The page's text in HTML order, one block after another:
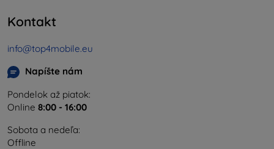
Kontakt
info@top4mobile.eu
Napíšte nám
Pondelok až piatok:
Online 8:00 - 16:00
Sobota a nedeľa:
Offline